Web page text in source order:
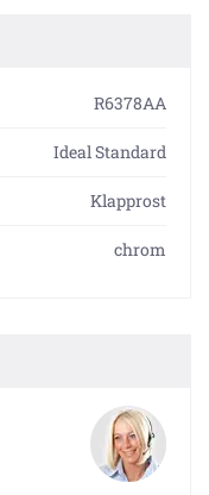
R6378AA
Ideal Standard
Klapprost
chrom